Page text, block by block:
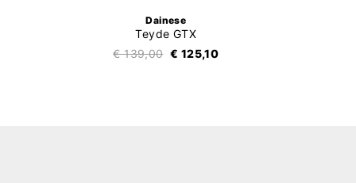
Dainese
Teyde GTX
€ 139,00 € 125,10